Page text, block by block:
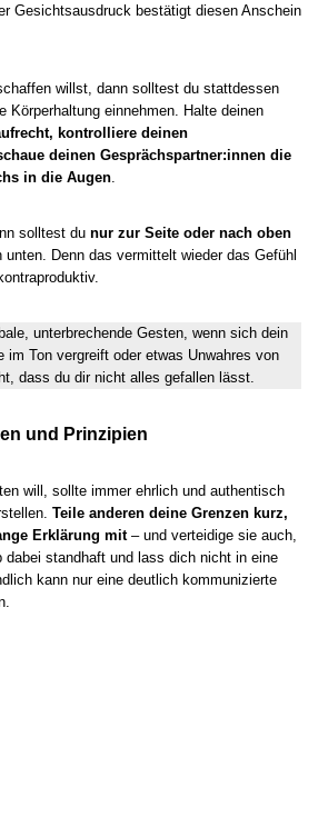
Gesichtsausdruck bestätigt diesen Anschein
willst, dann solltest du stattdessen
Körperhaltung einnehmen. Halte deinen
kontrolliere deinen
deinen Gesprächspartner:innen die
in die Augen
solltest du nur zur Seite oder nach oben
unten. Denn das vermittelt wieder das Gefühl
unterbrechende Gesten, wenn sich dein
im Ton vergreift oder etwas Unwahres von
dass du dir nicht alles gefallen lässt.
und Prinzipien
will, sollte immer ehrlich und authentisch
Teile anderen deine Grenzen kurz,
Erklärung mit– und verteidige sie auch,
standhaft und lass dich nicht in eine
kann nur eine deutlich kommunizierte